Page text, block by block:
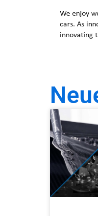
We enjoy
cars. As
innovating